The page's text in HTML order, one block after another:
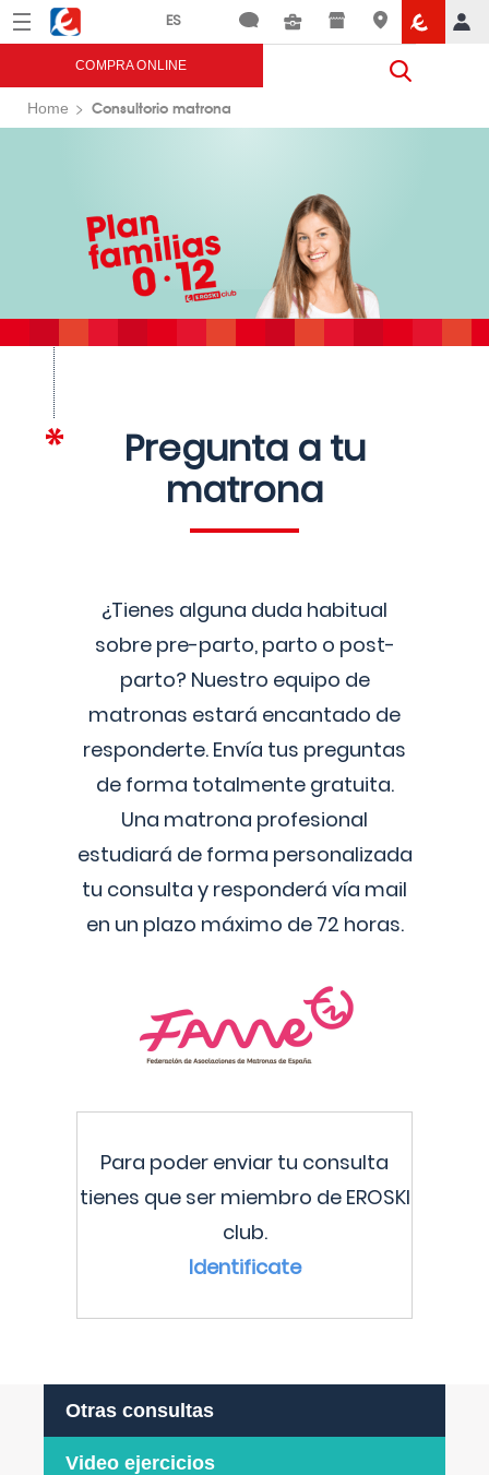
Menú Eroski
COMPRA ONLINE
Home Consultorio matrona
Pregunta a tu
matrona
¿Tienes alguna duda habitual
sobre pre-parto, parto o post-
parto? Nuestro equipo de
matronas estará encantado de
responderte. Envía tus preguntas
de forma totalmente gratuita.
Una matrona profesional
estudiará de forma personalizada
tu consulta y responderá vía mail
en un plazo máximo de 72 horas.
Para poder enviar tu consulta
tienes que ser miembro de EROSKI
club.
Identificate
Otras consultas
Video ejercicios